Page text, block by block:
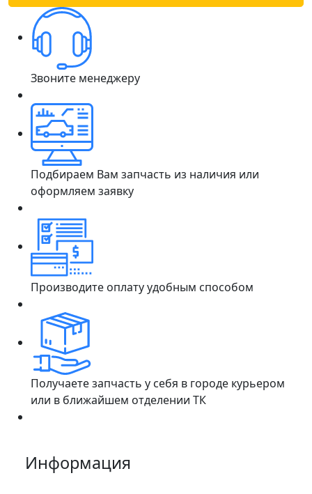
Звоните менеджеру
Подбираем Вам запчасть из наличия или
оформляем заявку
Производите оплату удобным способом
Получаете запчасть у себя в городе курьером
или в ближайшем отделении ТК
Информация